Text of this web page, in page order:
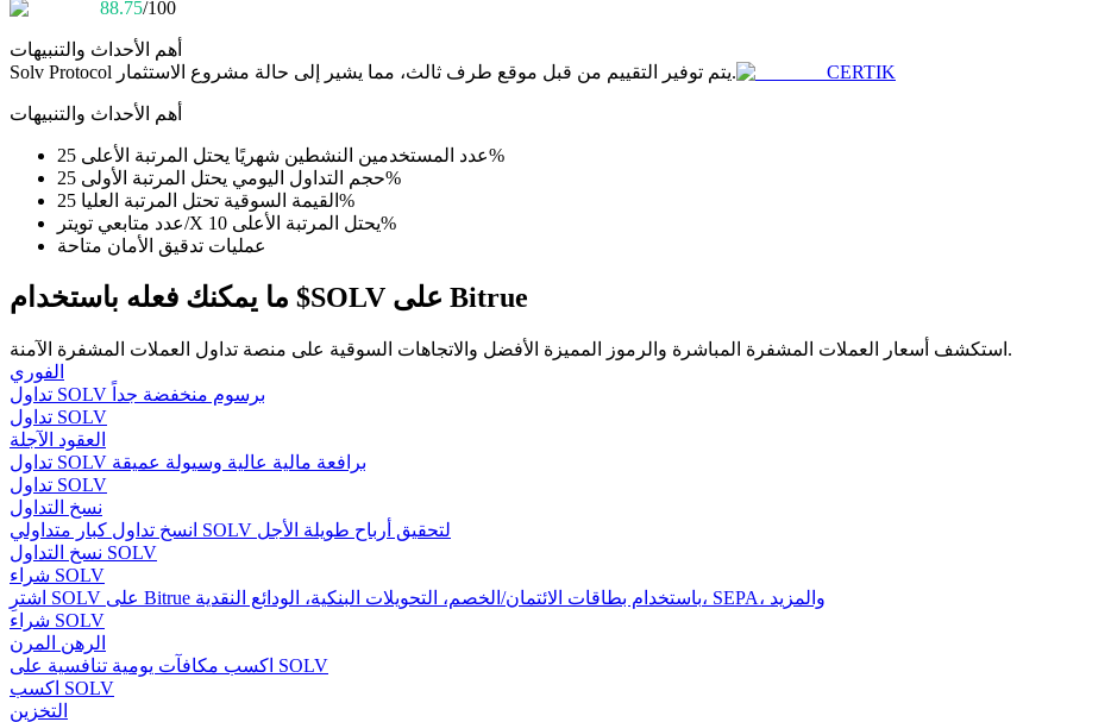
كن متداول نسخ
استمتع بتقاسم الأرباح وعمولات نسخ التداول
معلومة
88.75/100
أهم الأحداث والتنبيهات
Solv Protocol
يتم توفير التقييم من قبل موقع طرف ثالث، مما يشير إلى حالة مشروع الاستثمار. CERTIK
أهم الأحداث والتنبيهات
عدد المستخدمين النشطين شهريًا يحتل المرتبة الأعلى 25%
حجم التداول اليومي يحتل المرتبة الأولى 25%
القيمة السوقية تحتل المرتبة العليا 25%
عدد متابعي تويتر/X يحتل المرتبة الأعلى 10%
عمليات تدقيق الأمان متاحة
ما يمكنك فعله باستخدام $SOLV على Bitrue
استكشف أسعار العملات المشفرة المباشرة والرموز المميزة الأفضل والاتجاهات السوقية على منصة تداول العملات المشفرة الآمنة.
الفوري
تداول SOLV برسوم منخفضة جداً
تداول SOLV
العقود الآجلة
تداول SOLV برافعة مالية عالية وسيولة عميقة
تداول SOLV
نسخ التداول
انسخ تداول كبار متداولي SOLV لتحقيق أرباح طويلة الأجل
نسخ التداول SOLV
شراء SOLV
اشترِ SOLV على Bitrue باستخدام بطاقات الائتمان/الخصم، التحويلات البنكية، الودائع النقدية، SEPA، والمزيد
شراء SOLV
الرهن المرن
اكسب مكافآت يومية تنافسية على SOLV
اكسب SOLV
التخزين